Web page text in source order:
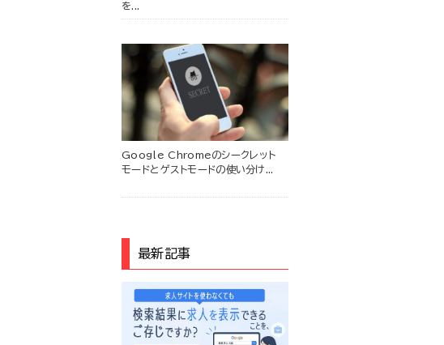
を...
Google Chromeのシークレット
モードとゲストモードの使い分け...
最新記事